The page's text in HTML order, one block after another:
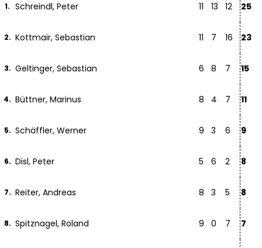
1. Schreindl, Peter 11 13 12 25
2. Kottmair, Sebastian 11 7 16 23
3. Geltinger, Sebastian 6 8 7 15
4. Büttner, Marinus 8 4 7 11
5. Schäffler, Werner 9 3 6 9
6. Disl, Peter 5 6 2 8
7. Reiter, Andreas 8 3 5 8
8. Spitznagel, Roland 9 0 7 7